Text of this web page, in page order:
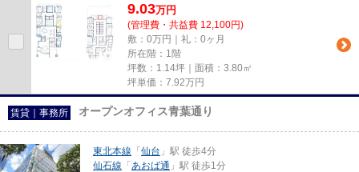
9.03万円
(管理費・共益費 12,100円)
敷：0万円｜礼：0ヶ月
所在階：1階
坪数：1.14坪｜面積：3.80㎡
坪単価： 7.92万円
賃貸｜事務所 オープンオフィス青葉通り
東北本線 「 仙台 」駅 徒歩4分
仙石線 「 あおば通 」駅 徒歩1分